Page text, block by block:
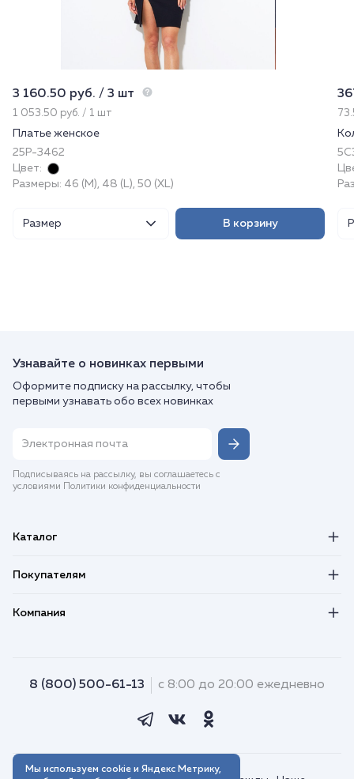
3 160.50 руб. / 3 шт
1 053.50 руб. / 1 шт
Платье женское
25Р-3462
Цвет:
Размеры: 46 (M), 48 (L), 50 (XL)
Размер В корзину
Узнавайте о новинках первыми
Оформите подписку на рассылку, чтобы
первыми узнавать обо всех новинках
Подписываясь на рассылку, вы соглашаетесь с
условиями Политики конфиденциальности
Каталог
Покупателям
Компания
8 (800) 500-61-13 с 8:00 до 20:00 ежедневно
Мы используем cookie и Яндекс Метрику,